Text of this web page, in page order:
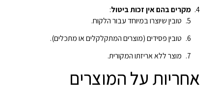
מקרים בהם אין זכות ביטול:
טובין שיוצרו במיוחד עבור הלקוח.
טובין פסידים (מוצרים המתקלקלים או מתכלים).
מוצר ללא אריזתו המקורית.
אחריות על המוצרים